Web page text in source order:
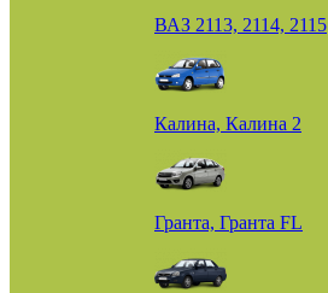
ВАЗ 2113, 2114, 2115
Калина, Калина 2
Гранта, Гранта FL